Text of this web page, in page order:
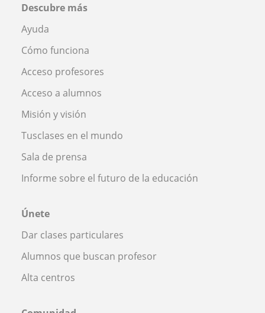
Descubre más
Ayuda
Cómo funciona
Acceso profesores
Acceso a alumnos
Misión y visión
Tusclases en el mundo
Sala de prensa
Informe sobre el futuro de la educación
Únete
Dar clases particulares
Alumnos que buscan profesor
Alta centros